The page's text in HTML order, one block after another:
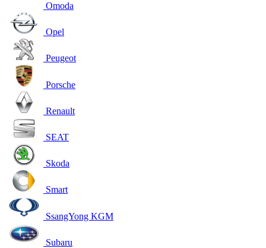
Omoda
Opel
Peugeot
Porsche
Renault
SEAT
Skoda
Smart
SsangYong KGM
Subaru